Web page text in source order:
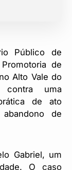
Público de
de
Alto Vale do
contra uma
de ato
de
Gabriel, um
O caso